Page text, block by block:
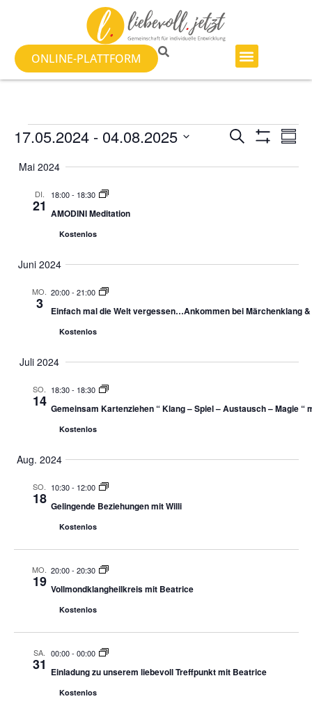
ONLINE-PLATTFORM
Suche
SUCHE
17.05.2024 - 04.08.2025
auswählen.
Mai 2024
DI.
21
18:00- 18:30
AMODINI Meditation
Kostenlos
Juni 2024
MO.
3
20:00- 21:00
Einfach mal die Welt vergessen…Ankommen bei Märchenklang
Kostenlos
Juli 2024
SO.
14
18:30- 18:30
Gemeinsam Kartenziehen “ Klang – Spiel – Austausch – Magie “
Kostenlos
Aug. 2024
SO.
18
10:30- 12:00
Gelingende Beziehungen mit Willi
Kostenlos
MO.
19
20:00- 20:30
Vollmondklangheilkreis mit Beatrice
Kostenlos
SA.
31
00:00- 00:00
Einladung zu unserem liebevoll Treffpunkt mit Beatrice
Kostenlos